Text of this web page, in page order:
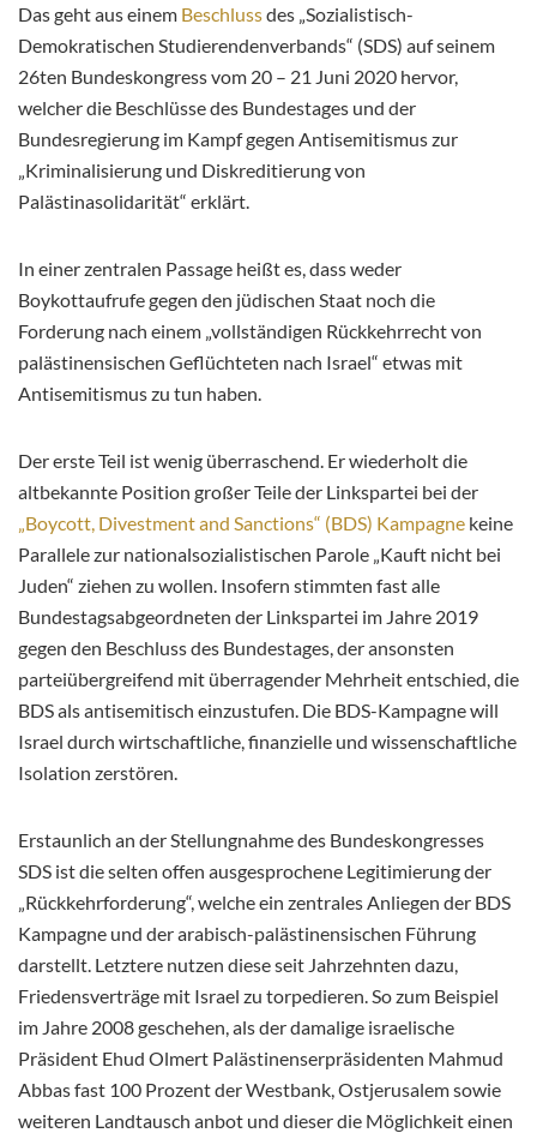
Das geht aus einem Beschlussdes „Sozialistisch-
Demokratischen Studierendenverbands“ (SDS) auf seinem
26ten Bundeskongress vom 20 – 21 Juni 2020 hervor,
welcher die Beschlüsse des Bundestages und der
Bundesregierung im Kampf gegen Antisemitismus zur
„Kriminalisierung und Diskreditierung von
Palästinasolidarität“ erklärt.
In einer zentralen Passage heißt es, dass weder
Boykottaufrufe gegen den jüdischen Staat noch die
Forderung nach einem „vollständigen Rückkehrrecht von
palästinensischen Geflüchteten nach Israel“ etwas mit
Antisemitismus zu tun haben.
Der erste Teil ist wenig überraschend. Er wiederholt die
altbekannte Position großer Teile der Linkspartei bei der
„Boycott, Divestment and Sanctions“ (BDS) Kampagne keine
Parallele zur nationalsozialistischen Parole „Kauft nicht bei
Juden“ ziehen zu wollen. Insofern stimmten fast alle
Bundestagsabgeordneten der Linkspartei im Jahre 2019
gegen den Beschluss des Bundestages, der ansonsten
parteiübergreifend mit überragender Mehrheit entschied, die
BDS als antisemitisch einzustufen. Die BDS-Kampagne will
Israel durch wirtschaftliche, finanzielle und wissenschaftliche
Isolation zerstören.
Erstaunlich an der Stellungnahme des Bundeskongresses
SDS ist die selten offen ausgesprochene Legitimierung der
„Rückkehrforderung“, welche ein zentrales Anliegen der BDS
Kampagne und der arabisch-palästinensischen Führung
darstellt. Letztere nutzen diese seit Jahrzehnten dazu,
Friedensverträge mit Israel zu torpedieren. So zum Beispiel
im Jahre 2008 geschehen, als der damalige israelische
Präsident Ehud Olmert Palästinenserpräsidenten Mahmud
Abbas fast 100 Prozent der Westbank, Ostjerusalem sowie
weiteren Landtausch anbot und dieser die Möglichkeit einen